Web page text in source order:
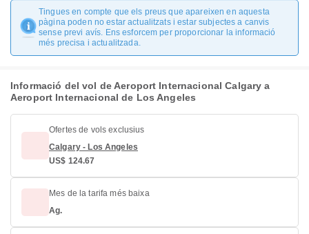
Tingues en compte que els preus que apareixen en aquesta
pàgina poden no estar actualitzats i estar subjectes a canvis
sense previ avís. Ens esforcem per proporcionar la informació
més precisa i actualitzada.
Informació del vol de Aeroport Internacional Calgary a
Aeroport Internacional de Los Angeles
Ofertes de vols exclusius
Calgary - Los Angeles
US$ 124.67
Mes de la tarifa més baixa
Ag.